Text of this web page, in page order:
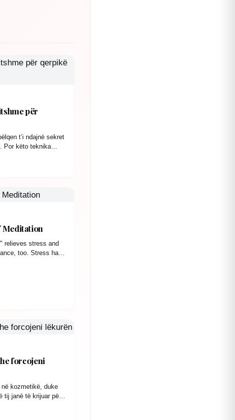
për
t’i ndajnë sekret
Por këto teknika
Meditation
relieves stress and
too. Stress has
forcojeni
në kozmetikë, duke
tij janë të krijuar për